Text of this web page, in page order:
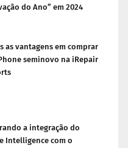
do Ano” em 2024
as vantagens em comprar
seminovo na iRepair
a integração do
Intelligence com o